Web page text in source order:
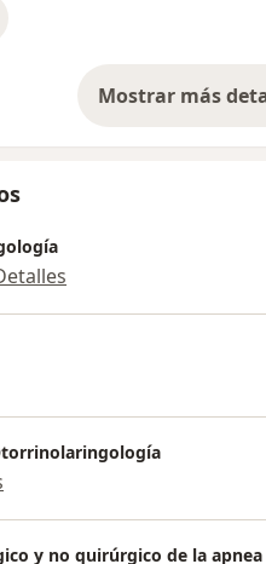
Mostrar mássobre
y no quirúrgico de la apnea